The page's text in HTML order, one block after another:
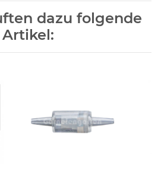
dazu folgende
Artikel: